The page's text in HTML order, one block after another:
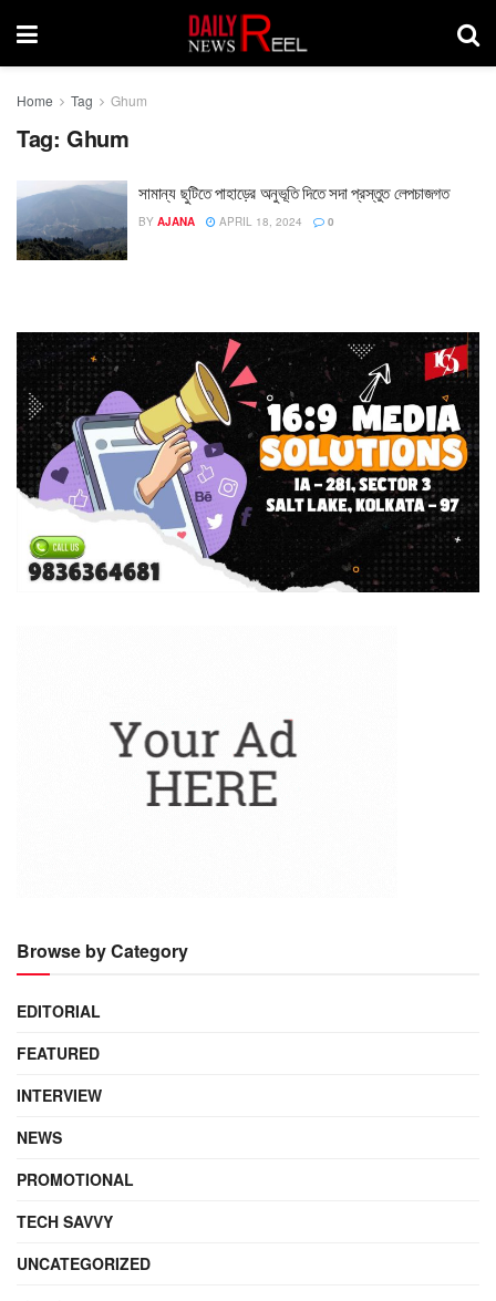
Home Tag Ghum
Tag: Ghum
সামান্য ছুটিতে পাহাড়ের অনুভূতি দিতে সদা প্রস্তুত লেপচাজগত
BY AJANA APRIL 18, 2024 0
Browse by Category
EDITORIAL
FEATURED
INTERVIEW
NEWS
PROMOTIONAL
TECH SAVVY
UNCATEGORIZED